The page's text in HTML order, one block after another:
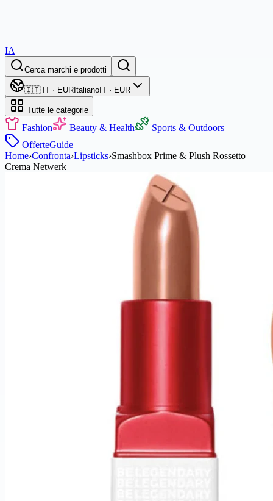
IA
Cerca marchi e prodotti
🇮🇹 IT · EUR Italiano IT · EUR
Tutte le categorie
Fashion Beauty & Health
Sports & Outdoors
OfferteGuide
Home›Confronta›Lipsticks›Smashbox Prime & Plush Rossetto
Crema Netwerk